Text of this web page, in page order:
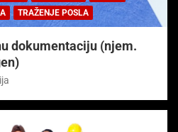
TRAŽENJE POSLA
dokumentaciju (njem.